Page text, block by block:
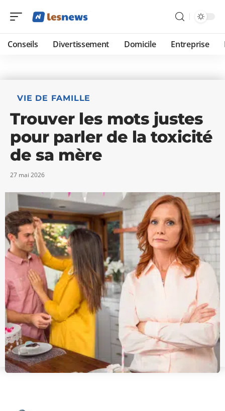
Conseils Divertissement Domicile Entreprise
VIE DE FAMILLE
Trouver les mots justes
pour parler de la toxicité
de sa mère
27 mai 2026